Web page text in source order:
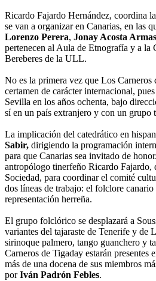
Ricardo Fajardo Hernández, coordina
se van a organizar en Canarias, en las
Lorenzo Perera, Jonay Acosta Armas
pertenecen al Aula de Etnografía y a la
Bereberes de la ULL.
No es la primera vez que Los Carneros
certamen de carácter internacional,
Sevilla en los años ochenta, bajo
sí en un país extranjero y con un grupo
La implicación del catedrático en
Sabir, dirigiendo la programación
para que Canarias sea invitado de
antropólogo tinerfeño Ricardo Fajardo,
Sociedad, para coordinar el comité
dos líneas de trabajo: el folclore
representación herreña.
El grupo folclórico se desplazará a
variantes del tajaraste de Tenerife y de
sirinoque palmero, tango guanchero y
Carneros de Tigaday estarán presentes
más de una docena de sus miembros
porIván Padrón Febles.